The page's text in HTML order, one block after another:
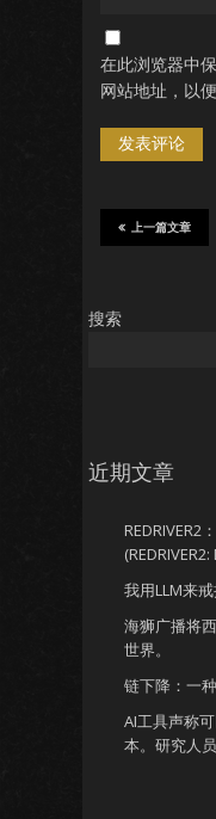
在此浏览器中
网站地址，以
上一篇文章
搜索
近期文章
REDRIVER2
我用LLM来戒
海狮广播将
世界。
链下降：一
AI工具声称
本。研究人